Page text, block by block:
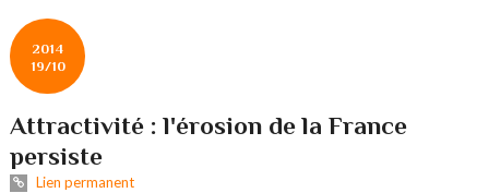
2014
19/10
Attractivité : l'érosion de la France
persiste
Lien permanent